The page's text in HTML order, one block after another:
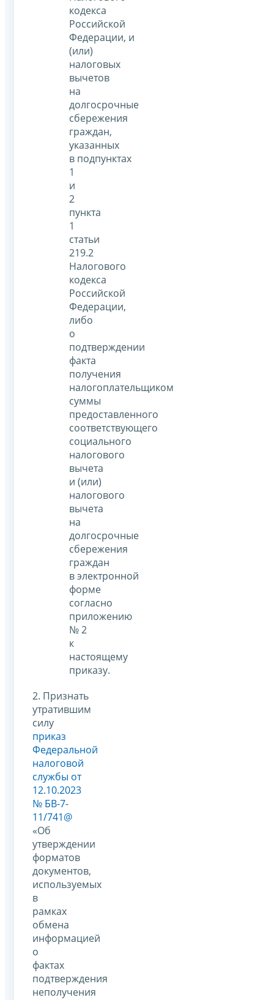
кодекса
Российской
Федерации, и
(или)
налоговых
вычетов
на
долгосрочные
сбережения
граждан,
указанных
в подпунктах
1
и
2
пункта
1
статьи
219.2
Налогового
кодекса
Российской
Федерации,
либо
о
подтверждении
факта
получения
налогоплательщиком
суммы
предоставленного
соответствующего
социального
налогового
вычета
и (или)
налогового
вычета
на
долгосрочные
сбережения
граждан
в электронной
форме
согласно
приложению
№ 2
к
настоящему
приказу.
2. Признать
утратившим
силу
приказ
Федеральной
налоговой
службы от
12.10.2023
№ БВ-7-
11/741@
«Об
утверждении
форматов
документов,
используемых
в
рамках
обмена
информацией
о
фактах
подтверждения
неполучения